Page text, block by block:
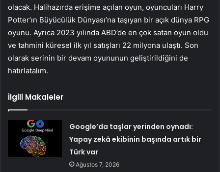
olacak. Halihazırda erişime açılan oyun, oyuncuları Harry
Potter’ın Büyücülük Dünyası’na taşıyan bir açık dünya RPG
oyunu. Ayrıca 2023 yılında ABD’de en çok satan oyun oldu
ve tahmini küresel ilk yıl satışları 22 milyona ulaştı. Son
olarak serinin bir devam oyununun geliştirildiğini de
hatırlatalım.
İlgili Makaleler
Google’da taşlar yerinden oynadı:
Yapay zekâ ekibinin başında artık bir
Türk var
Ağustos 7, 2026